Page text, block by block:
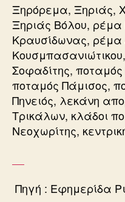
Ξηρόρεμα, Ξηριάς,
Ξηριάς Βόλου,
Κραυσίδωνας,
Σοφαδίτης,
ποταμός Πάμισος,
Πηνειός, λεκάνη
Τρικάλων, κλάδοι
Νεοχωρίτης,
Πηγή : Εφημερίδα